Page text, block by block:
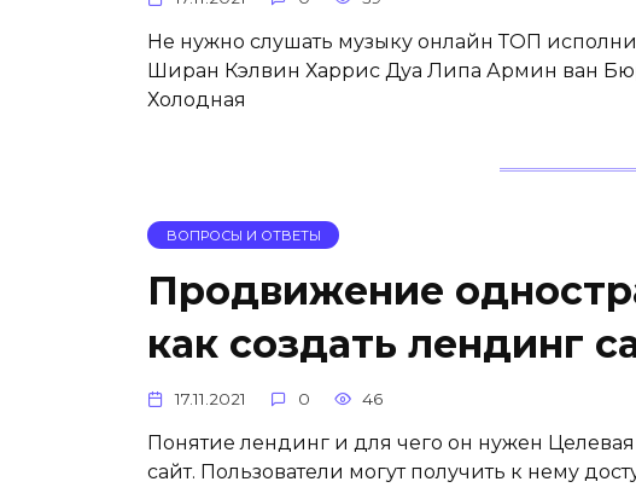
Не нужно слушать музыку онлай‪н‬ ТОП
Ширан Кэлвин Харрис Дуа Липа Армин ван
Холодная
ВОПРОСЫ И ОТВЕТЫ
Продвижение
как создать лендинг
17.11.2021 0 46
Понятие лендинг и для чего он нужен
сайт. Пользователи могут получить к нему